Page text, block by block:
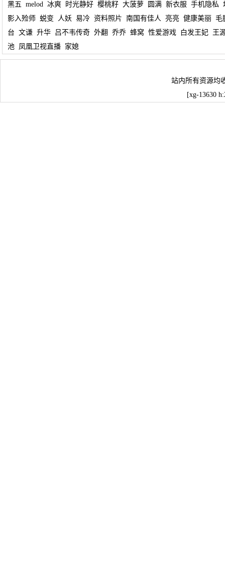
黑五 melod 冰爽 时光静好 樱桃籽 大菠萝 圆满 新衣服 手机隐私
影入殓师
蜕变 人妖 易冷 资料照片 南国有佳人 亮亮 健康美丽
毛
台 文谦 升华 吕不韦传奇 外翻 乔乔 蜂窝 性爱游戏 白发王妃
王
池
凤凰卫视直播 家媳
站内所有资源均
[xg-13630